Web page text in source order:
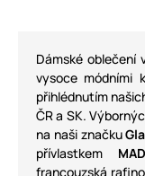
Dámské oblečení
vysoce módními
přihlédnutím
ČR a SK.
na naši značku
přívlastkem
francouzská